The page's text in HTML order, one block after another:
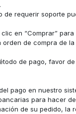
requerir soporte
en “Comprar”
de compra de
de pago, favor
pago en nuestro
para hacer
de su pedido, la